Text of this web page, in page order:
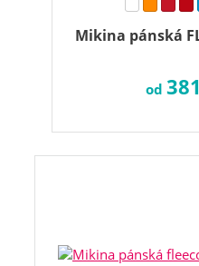
Mikina pánská
od